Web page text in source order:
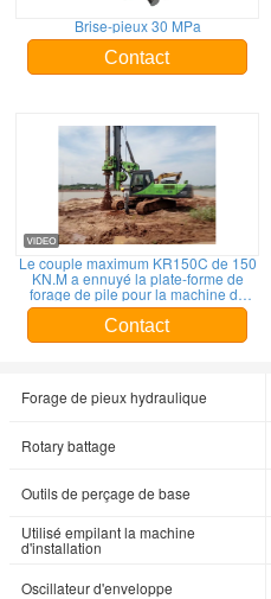
Brise-pieux 30 MPa
Contact
Le couple maximum KR150C de 150
KN.M a ennuyé la plate-forme de
forage de pile pour la machine de
piles ennuyée par profondeur
maximum de perçage de 52m
Contact
Forage de pieux hydraulique
Rotary battage
Outils de perçage de base
Utilisé empilant la machine
d'installation
Oscillateur d'enveloppe